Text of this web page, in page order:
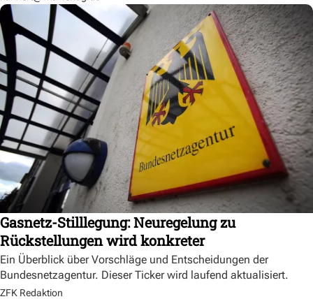
Gasnetz-Stilllegung: Neuregelung zu
Rückstellungen wird konkreter
Ein Überblick über Vorschläge und Entscheidungen der
Bundesnetzagentur. Dieser Ticker wird laufend aktualisiert.
ZFK Redaktion